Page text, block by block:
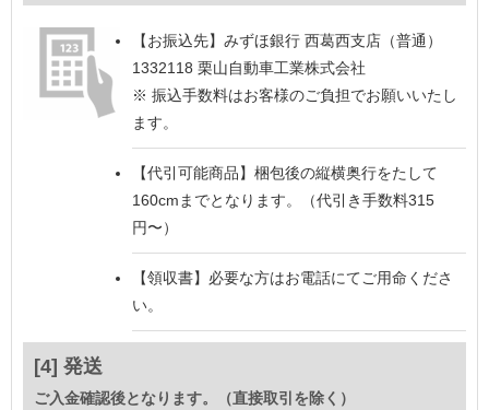
【お振込先】 みずほ銀行 西葛西支店（普通）
1332118 栗山自動車工業株式会社
※ 振込手数料はお客様のご負担でお願いいたし
ます。
【代引可能商品】 梱包後の縦横奥行をたして
160cmまでとなります。（代引き手数料315
円〜）
【領収書】 必要な方はお電話にてご用命くださ
い。
[4] 発送
ご入金確認後となります。（直接取引を除く）